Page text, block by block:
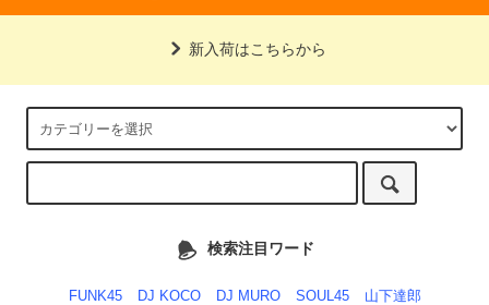
新入荷はこちらから
検索注目ワード
FUNK45 DJ KOCO DJ MURO SOUL45
山下達郎